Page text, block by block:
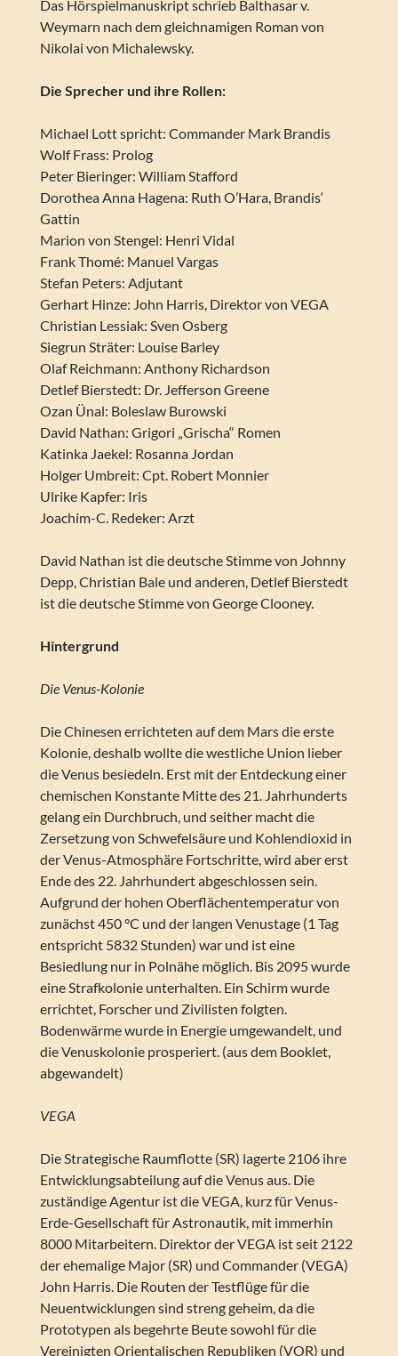
Das Hörspielmanuskript schrieb Balthasar v.
Weymarn nach dem gleichnamigen Roman von
Nikolai von Michalewsky.
Die Sprecher und ihre Rollen:
Michael Lott spricht: Commander Mark Brandis
Wolf Frass: Prolog
Peter Bieringer: William Stafford
Dorothea Anna Hagena: Ruth O’Hara, Brandis‘
Gattin
Marion von Stengel: Henri Vidal
Frank Thomé: Manuel Vargas
Stefan Peters: Adjutant
Gerhart Hinze: John Harris, Direktor von VEGA
Christian Lessiak: Sven Osberg
Siegrun Sträter: Louise Barley
Olaf Reichmann: Anthony Richardson
Detlef Bierstedt: Dr. Jefferson Greene
Ozan Ünal: Boleslaw Burowski
David Nathan: Grigori „Grischa“ Romen
Katinka Jaekel: Rosanna Jordan
Holger Umbreit: Cpt. Robert Monnier
Ulrike Kapfer: Iris
Joachim-C. Redeker: Arzt
David Nathan ist die deutsche Stimme von Johnny
Depp, Christian Bale und anderen, Detlef Bierstedt
ist die deutsche Stimme von George Clooney.
Hintergrund
Die Venus-Kolonie
Die Chinesen errichteten auf dem Mars die erste
Kolonie, deshalb wollte die westliche Union lieber
die Venus besiedeln. Erst mit der Entdeckung einer
chemischen Konstante Mitte des 21. Jahrhunderts
gelang ein Durchbruch, und seither macht die
Zersetzung von Schwefelsäure und Kohlendioxid in
der Venus-Atmosphäre Fortschritte, wird aber erst
Ende des 22. Jahrhundert abgeschlossen sein.
Aufgrund der hohen Oberflächentemperatur von
zunächst 450 °C und der langen Venustage (1 Tag
entspricht 5832 Stunden) war und ist eine
Besiedlung nur in Polnähe möglich. Bis 2095 wurde
eine Strafkolonie unterhalten. Ein Schirm wurde
errichtet, Forscher und Zivilisten folgten.
Bodenwärme wurde in Energie umgewandelt, und
die Venuskolonie prosperiert. (aus dem Booklet,
abgewandelt)
VEGA
Die Strategische Raumflotte (SR) lagerte 2106 ihre
Entwicklungsabteilung auf die Venus aus. Die
zuständige Agentur ist die VEGA, kurz für Venus-
Erde-Gesellschaft für Astronautik, mit immerhin
8000 Mitarbeitern. Direktor der VEGA ist seit 2122
der ehemalige Major (SR) und Commander (VEGA)
John Harris. Die Routen der Testflüge für die
Neuentwicklungen sind streng geheim, da die
Prototypen als begehrte Beute sowohl für die
Vereinigten Orientalischen Republiken (VOR) und